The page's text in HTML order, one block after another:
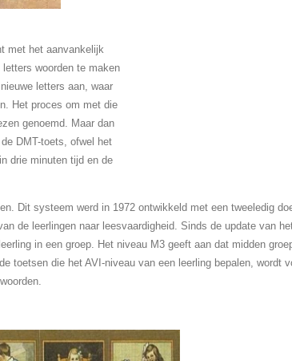
met het aanvankelijk
woorden te maken
letters aan, waar
Het proces om met die
genoemd. Maar dan
DMT-toets, ofwel het
drie minuten tijd en de
Dit systeem werd in 1972 ontwikkeld met een tweeledig
de leerlingen naar leesvaardigheid. Sinds de update van
in een groep. Het niveau M3 geeft aan dat midden
toetsen die het AVI-niveau van een leerling bepalen, wordt